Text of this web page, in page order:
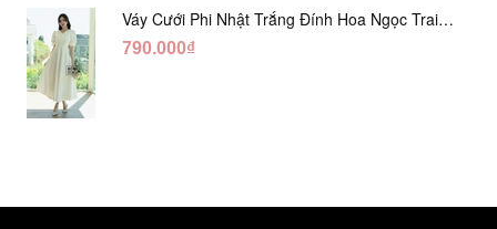
Váy Cưới Phi Nhật Trắng Đính Hoa Ngọc Trai
Lửng DC465
790.000₫